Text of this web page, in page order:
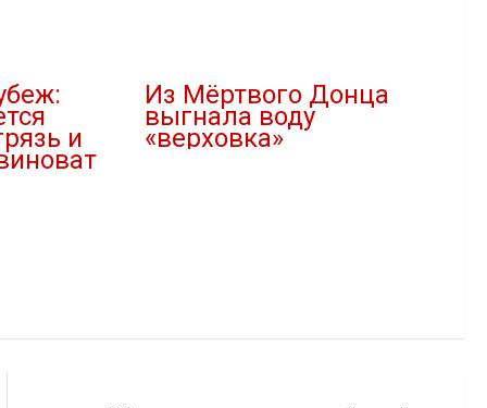
и
Из Мёртвого Донца
выгнала воду
«верховка»